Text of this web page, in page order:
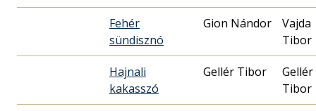
Fehér
sündisznó
Gion Nándor
Vajda
Tibor
Hajnali
kakasszó
Gellér Tibor
Gellér
Tibor